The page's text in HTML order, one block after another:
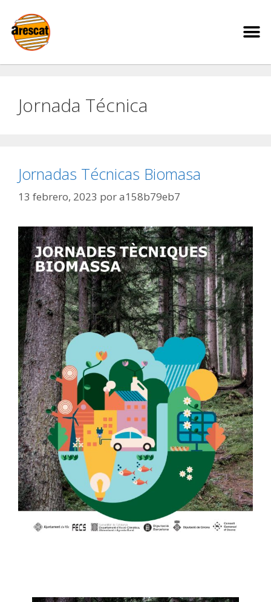
Jornada Técnica
Jornadas Técnicas Biomasa
13 febrero, 2023 pora158b79eb7